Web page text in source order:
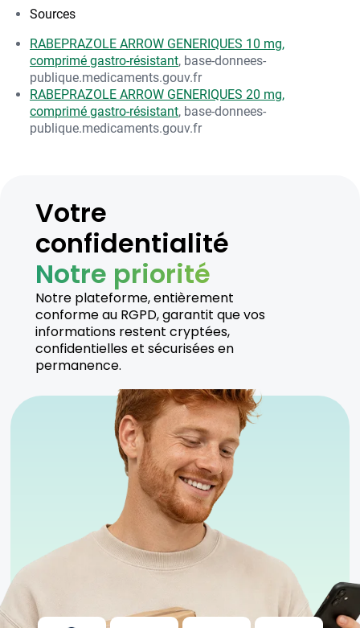
Sources
RABEPRAZOLE ARROW GENERIQUES 10 mg,
comprimé gastro-résistant, base-donnees-
publique.medicaments.gouv.fr
RABEPRAZOLE ARROW GENERIQUES 20 mg,
comprimé gastro-résistant, base-donnees-
publique.medicaments.gouv.fr
Votre
confidentialité
Notre priorité
Notre plateforme, entièrement
conforme au RGPD, garantit que vos
informations restent cryptées,
confidentielles et sécurisées en
permanence.